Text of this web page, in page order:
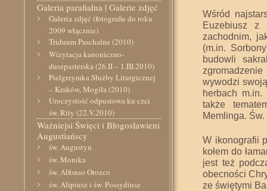
Wśród
Euzebiusz z
zachodnim,
(m.in.
budowli
wywodzi
herbach m.in.
także
Memlinga.
W ikonografii
kołem do
jest też
obecności
ze świętymi
Galeria parafialna | Galerie zdjęć
Galeria zdjęć (fotografie do roku
2009 włącznie)
Triduum Paschalne (2010)
Wizytacja kanoniczno-
duszpasterska (26.II – 1.III.2010)
Pielgrzymka Służby Liturgicznej
– Kraków, Mogiła (2010)
Uroczystość odpustowa ku czci
św. Rity (22.V.2010)
Ważniejsi Święci i Błogosławieni
Augustiańscy
św. Augustyn
św. Monika
św. Alfonso Orozco
św. Alipiusz i św. Possydiusz